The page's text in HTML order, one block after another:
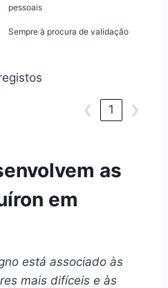
pessoais
Sempre à procura de validação
❮ 1 ❯
as
em
está associado às
mais difíceis e às